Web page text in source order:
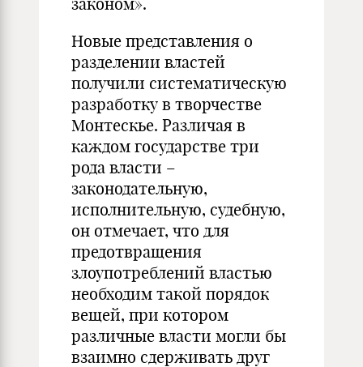
Новые представления о
разделении властей
получили систематическую
разработку в творчестве
Монтескье. Различая в
каждом государстве три
рода власти –
законодательную,
исполнительную, судебную,
он отмечает, что для
предотвращения
злоупотреблений властью
необходим такой порядок
вещей, при котором
различные власти могли бы
взаимно сдерживать друг